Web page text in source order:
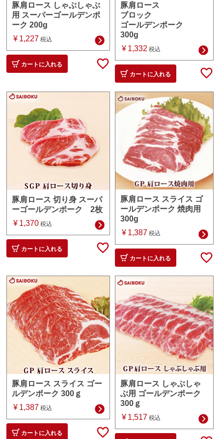
豚肩ロース しゃぶしゃぶ
用 スーパーゴールデンポ
ーク 200g
¥ 1,227 税込
カートに入れる
豚肩ロース
ブロック
ゴールデンポーク
300g
¥ 1,332 税込
カートに入れる
豚肩ロース 切り身 スーパ
ーゴールデンポーク 2枚
¥ 1,370 税込
カートに入れる
豚肩ロース スライス ゴ
ールデンポーク 焼肉用
300g
¥ 1,387 税込
カートに入れる
豚肩ロース スライス ゴー
ルデンポーク 300ｇ
¥ 1,387 税込
カートに入れる
豚肩ロース しゃぶしゃ
ぶ用 ゴールデンポーク
300ｇ
¥ 1,517 税込